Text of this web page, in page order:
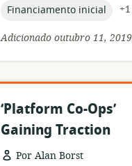
topic:
Financiamento inicial
+1
Adicionado outubro 11, 2019
‘Platform Co-Ops’
Gaining Traction
Por Alan Borst